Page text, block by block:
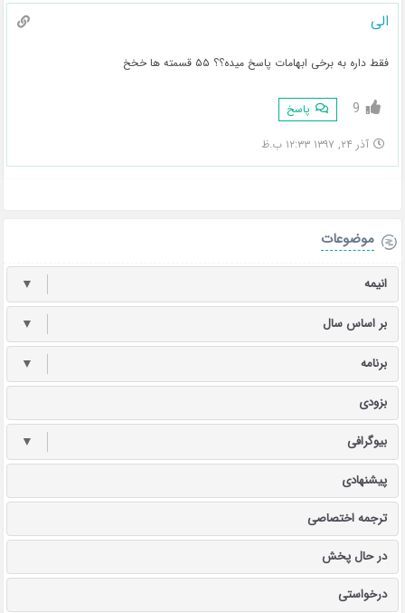
الی
فقط داره به برخی ابهامات پاسخ میده؟؟ ۵۵ قسمته ها خخخ
9 پاسخ
آذر ۲۴, ۱۳۹۷ ۱۲:۳۳ ب.ظ
موضوعات
انیمه ▼
بر اساس سال ▼
برنامه ▼
بزودی
بیوگرافی ▼
پیشنهادی
ترجمه اختصاصی
در حال پخش
درخواستی